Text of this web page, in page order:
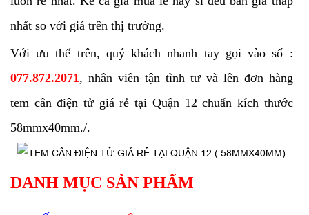
nhất so với giá trên thị trường.
Với ưu thế trên, quý khách nhanh tay gọi vào số :
077.872.2071, nhân viên tận tình tư và lên đơn hàng
tem cân điện tử giá rẻ tại Quận 12 chuẩn kích thước
58mmx40mm./.
DANH MỤC SẢN PHẨM